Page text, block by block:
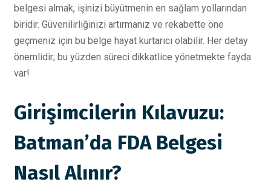
belgesi almak, işinizi büyütmenin en sağlam yollarından
biridir. Güvenilirliğinizi artırmanız ve rekabette öne
geçmeniz için bu belge hayat kurtarıcı olabilir. Her detay
önemlidir; bu yüzden süreci dikkatlice yönetmekte fayda
var!
Girişimcilerin Kılavuzu:
Batman’da FDA Belgesi
Nasıl Alınır?